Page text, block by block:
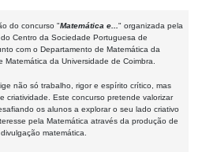
do concurso "Matemática e... " organizada pela
Centro da Sociedade Portuguesa de
com o Departamento de Matemática da
Matemática da Universidade de Coimbra.
não só trabalho, rigor e espírito crítico, mas
criatividade. Este concurso pretende valorizar
os alunos a explorar o seu lado criativo
pela Matemática através da produção de
matemática.